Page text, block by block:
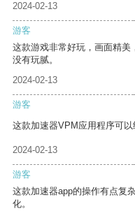
2024-02-13
游客
这款游戏非常好玩，画面精
没有玩腻。
2024-02-13
游客
这款加速器VPM应用程序可以
2024-02-13
游客
这款加速器app的操作有点复
化。